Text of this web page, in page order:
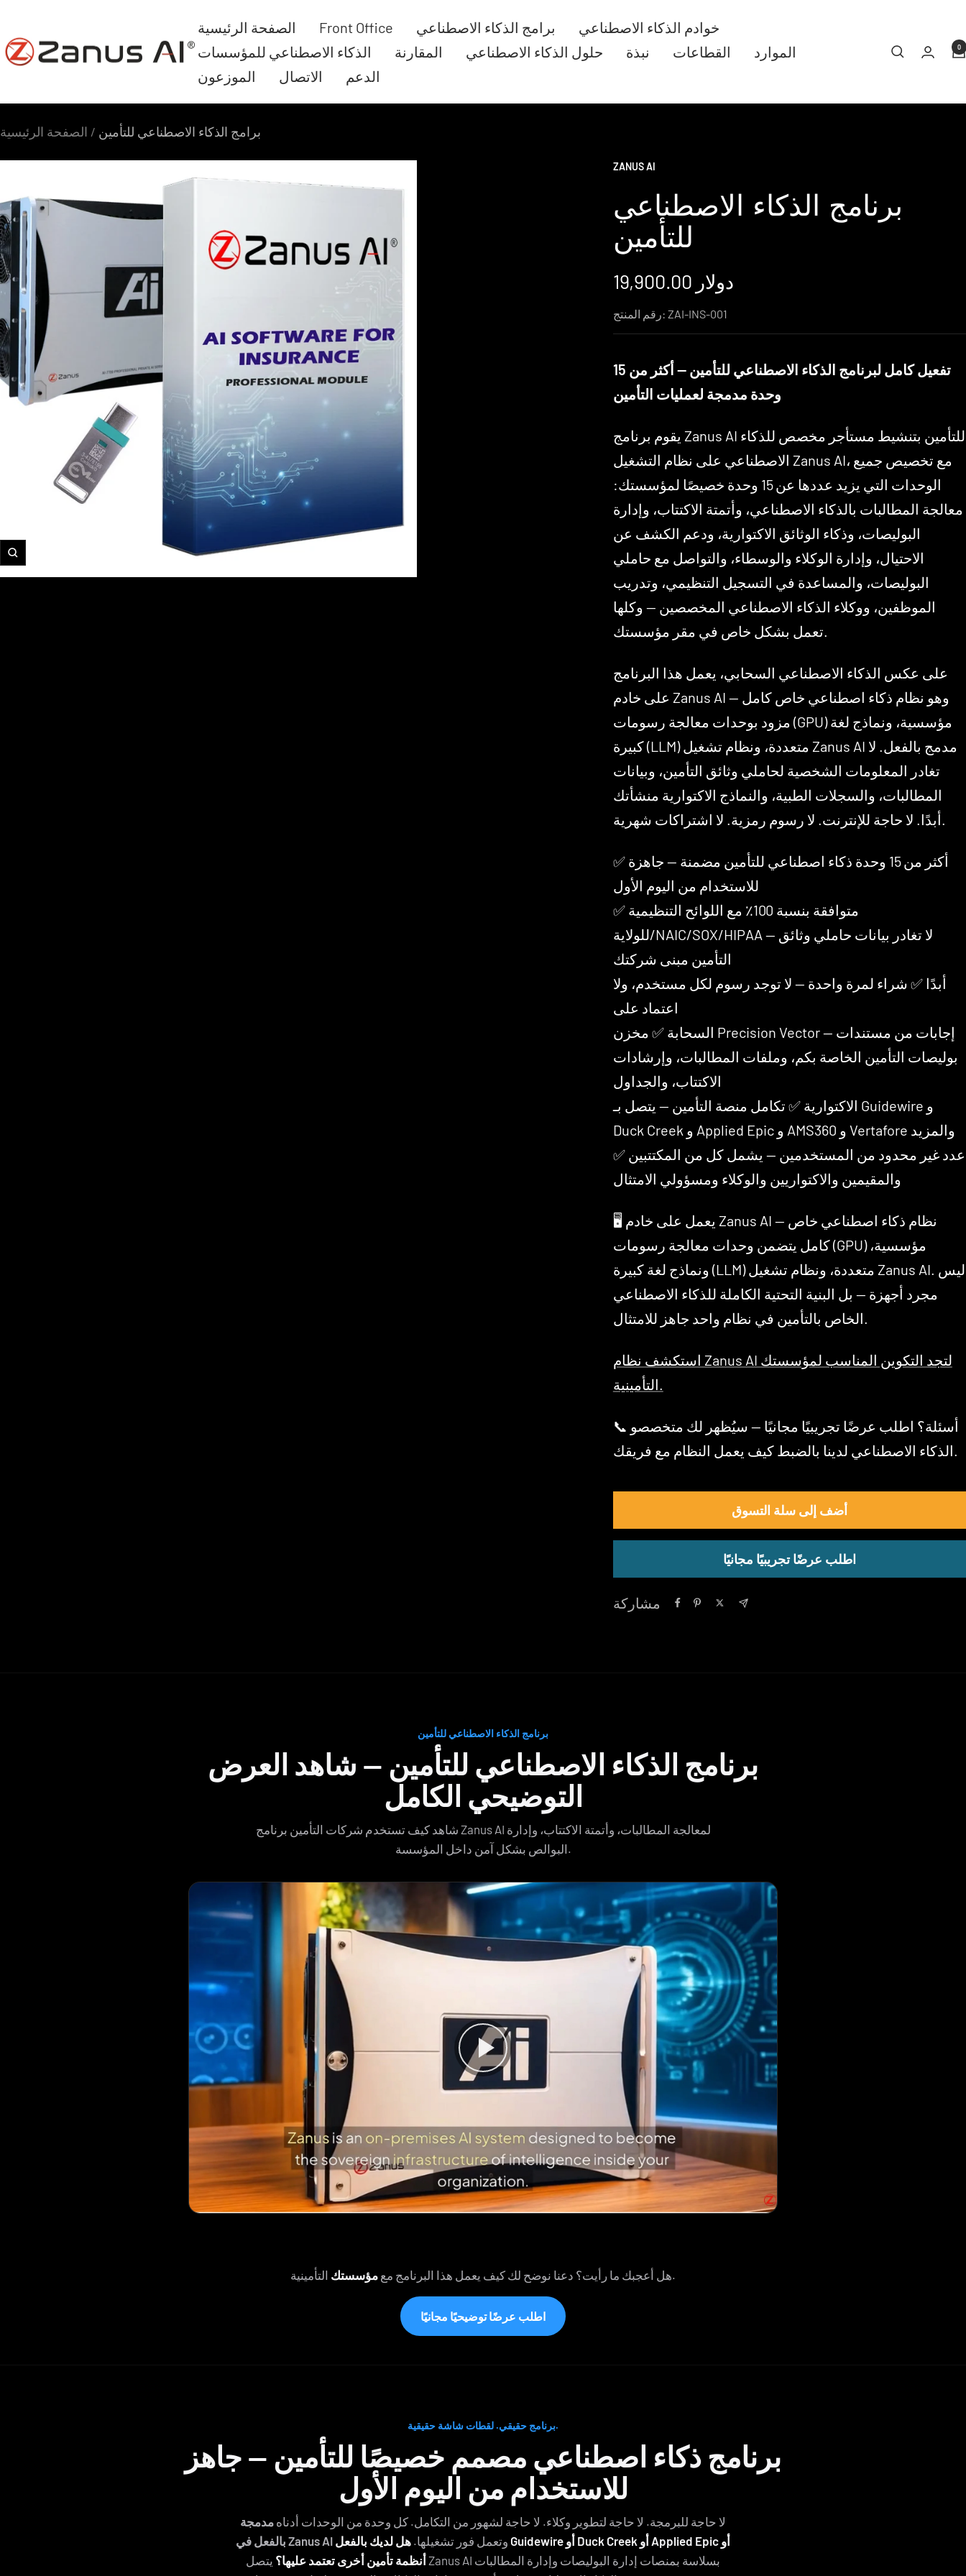
إلى
المحتوى
الصفحة الرئيسية Front Office برامج الذكاء الاصطناعي
خوادم الذكاء الاصطناعي
الذكاء الاصطناعي للمؤسسات
المقارنة حلول الذكاء الاصطناعي نبذة القطاعات
الموارد
الموزعون
الاتصال الدعم
Zanus
AI
0
الصفحة الرئيسية برامج الذكاء الاصطناعي للتأمين
تكبير
ZANUS AI
برنامج الذكاء الاصطناعي
للتأمين
سعر
البيع
19,900.00 دولار
رقم المنتج: ZAI-INS-001
تفعيل كامل لبرنامج الذكاء الاصطناعي للتأمين — أكثر من 15
وحدة مدمجة لعمليات التأمين
يقوم برنامج Zanus AI للتأمين بتنشيط مستأجر مخصص للذكاء
الاصطناعي على نظام التشغيل Zanus AI، مع تخصيص جميع
الوحدات التي يزيد عددها عن 15 وحدة خصيصًا لمؤسستك:
معالجة المطالبات بالذكاء الاصطناعي، وأتمتة الاكتتاب، وإدارة
البوليصات، وذكاء الوثائق الاكتوارية، ودعم الكشف عن
الاحتيال، وإدارة الوكلاء والوسطاء، والتواصل مع حاملي
البوليصات، والمساعدة في التسجيل التنظيمي، وتدريب
الموظفين، ووكلاء الذكاء الاصطناعي المخصصين — وكلها
تعمل بشكل خاص في مقر مؤسستك.
على عكس الذكاء الاصطناعي السحابي، يعمل هذا البرنامج
على خادم Zanus AI — وهو نظام ذكاء اصطناعي خاص كامل
مزود بوحدات معالجة رسومات (GPU) مؤسسية، ونماذج لغة
كبيرة (LLM) متعددة، ونظام تشغيل Zanus AI مدمج بالفعل. لا
تغادر المعلومات الشخصية لحاملي وثائق التأمين، وبيانات
المطالبات، والسجلات الطبية، والنماذج الاكتوارية منشأتك
أبدًا. لا حاجة للإنترنت. لا رسوم رمزية. لا اشتراكات شهرية.
✅ أكثر من 15 وحدة ذكاء اصطناعي للتأمين مضمنة — جاهزة
للاستخدام من اليوم الأول
✅ متوافقة بنسبة 100٪ مع اللوائح التنظيمية
للولاية/NAIC/SOX/HIPAA — لا تغادر بيانات حاملي وثائق
التأمين مبنى شركتك
أبدًا ✅ شراء لمرة واحدة — لا توجد رسوم لكل مستخدم، ولا
اعتماد على
السحابة ✅ مخزن Precision Vector — إجابات من مستندات
بوليصات التأمين الخاصة بكم، وملفات المطالبات، وإرشادات
الاكتتاب، والجداول
الاكتوارية ✅ تكامل منصة التأمين — يتصل بـ Guidewire و
Duck Creek و Applied Epic و AMS360 و Vertafore والمزيد
✅ عدد غير محدود من المستخدمين — يشمل كل من المكتتبين
والمقيمين والاكتواريين والوكلاء ومسؤولي الامتثال
🖥️ يعمل على خادم Zanus AI — نظام ذكاء اصطناعي خاص
كامل يتضمن وحدات معالجة رسومات (GPU) مؤسسية،
ونماذج لغة كبيرة (LLM) متعددة، ونظام تشغيل Zanus AI. ليس
مجرد أجهزة — بل البنية التحتية الكاملة للذكاء الاصطناعي
الخاص بالتأمين في نظام واحد جاهز للامتثال.
استكشف نظام Zanus AI لتجد التكوين المناسب لمؤسستك
التأمينية.
📞 أسئلة؟ اطلب عرضًا تجريبيًا مجانيًا — سيُظهر لك متخصصو
الذكاء الاصطناعي لدينا بالضبط كيف يعمل النظام مع فريقك.
أضف إلى سلة التسوق
اطلب عرضًا تجريبيًا مجانيًا
مشاركة
برنامج الذكاء الاصطناعي للتأمين
برنامج الذكاء الاصطناعي للتأمين — شاهد العرض
التوضيحي الكامل
شاهد كيف تستخدم شركات التأمين برنامج Zanus AI لمعالجة المطالبات، وأتمتة الاكتتاب، وإدارة
البوالص بشكل آمن داخل المؤسسة.
هل أعجبك ما رأيت؟ دعنا نوضح لك كيف يعمل هذا البرنامج مع مؤسستك التأمينية.
اطلب عرضًا توضيحيًا مجانيًا
برنامج حقيقي. لقطات شاشة حقيقية.
برنامج ذكاء اصطناعي مصمم خصيصًا للتأمين — جاهز
للاستخدام من اليوم الأول
لا حاجة للبرمجة. لا حاجة لتطوير وكلاء. لا حاجة لشهور من التكامل. كل وحدة من الوحدات أدناه مدمجة
بالفعل في Zanus AI
وتعمل فور تشغيلها. هل لديك بالفعل Guidewire أو Duck Creek أو Applied Epic أو
أنظمة تأمين أخرى تعتمد عليها؟ يتصل Zanus AI بسلاسة بمنصات إدارة البوليصات وإدارة المطالبات